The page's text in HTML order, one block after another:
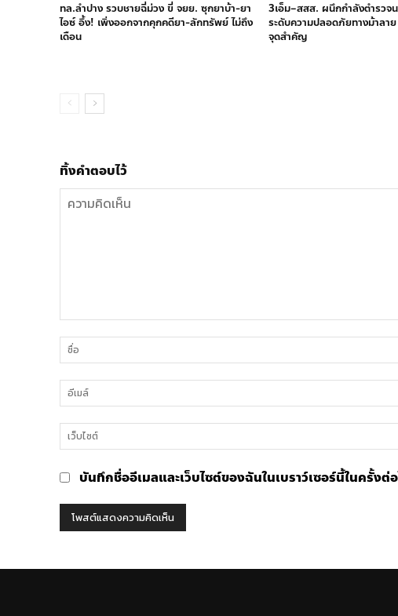
ทล.ลำปาง รวบชายฉี่ม่วง ขี่ จยย. ซุกยาบ้า-ยา
ไอซ์ อึ้ง! เพิ่งออกจากคุกคดียา-ลักทรัพย์ ไม่ถึง
เดือน
3เอ็ม–สสส. ผนึกกำลังตำรวจ
ระดับความปลอดภัยทางม้าลา
จุดสำคัญ
ทิ้งคำตอบไว้
คิด
เห็น
บันทึกชื่ออีเมลและเว็บไซต์ของฉันในเบราว์เซอร์นี้ในครั้ง